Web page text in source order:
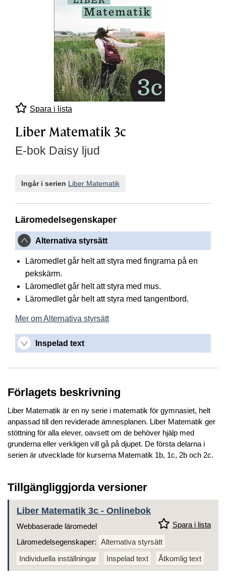
Spara i lista
Liber Matematik 3c
E-bok Daisy ljud
Ingår i serien Liber Matematik
Läromedelsegenskaper
Alternativa styrsätt
Läromedlet går helt att styra med fingrarna på en
pekskärm.
Läromedlet går helt att styra med mus.
Läromedlet går helt att styra med tangentbord.
Mer om Alternativa styrsätt
Inspelad text
Förlagets beskrivning
Liber Matematik är en ny serie i matematik för gymnasiet, helt
anpassad till den reviderade ämnesplanen. Liber Matematik ger
stöttning för alla elever, oavsett om de behöver hjälp med
grunderna eller verkligen vill gå på djupet. De första delarna i
serien är utvecklade för kurserna Matematik 1b, 1c, 2b och 2c.
Tillgängliggjorda versioner
Liber Matematik 3c - Onlinebok
Spara i lista
Webbaserade läromedel
Läromedelsegenskaper: Alternativa styrsätt
Individuella inställningar
Inspelad text Åtkomlig text